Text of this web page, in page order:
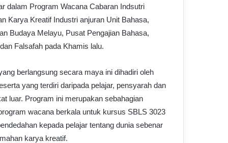
dalam Program Wacana Cabaran Indsutri
Karya Kreatif Industri anjuran Unit Bahasa,
Budaya Melayu, Pusat Pengajian Bahasa,
Falsafah pada Khamis lalu.
berlangsung secara maya ini dihadiri oleh
yang terdiri daripada pelajar, pensyarah dan
luar. Program ini merupakan sebahagian
wacana berkala untuk kursus SBLS 3023
kepada pelajar tentang dunia sebenar
karya kreatif.